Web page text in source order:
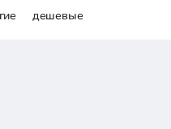
дешевые